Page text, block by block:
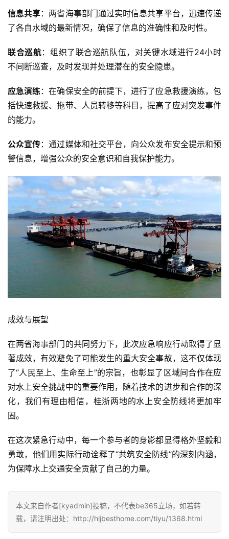
信息共享：两省海事部门通过实时信息共享平台，迅速传递
了各自水域的最新情况，确保了信息的准确性和及时性。
联合巡航：组织了联合巡航队伍，对关键水域进行24小时
不间断巡查，及时发现并处理潜在的安全隐患。
应急演练：在确保安全的前提下，进行了应急救援演练，包
括快速救援、拖带、人员转移等科目，提高了应对突发事件
的能力。
公众宣传：通过媒体和社交平台，向公众发布安全提示和预
警信息，增强公众的安全意识和自我保护能力。
成效与展望
在两省海事部门的共同努力下，此次应急响应行动取得了显
著成效，有效避免了可能发生的重大安全事故，这不仅体现
了“人民至上、生命至上”的宗旨，也彰显了区域间合作在应
对水上安全挑战中的重要作用，随着技术的进步和合作的深
化，我们有理由相信，桂浙两地的水上安全防线将更加牢
固。
在这次紧急行动中，每一个参与者的身影都显得格外坚毅和
勇敢，他们用实际行动诠释了“共筑安全防线”的深刻内涵，
为保障水上交通安全贡献了自己的力量。
本文来自作者[kyadmin]投稿，不代表be365立场，如若转
载，请注明出处：http://hljbesthome.com/tiyu/1368.html